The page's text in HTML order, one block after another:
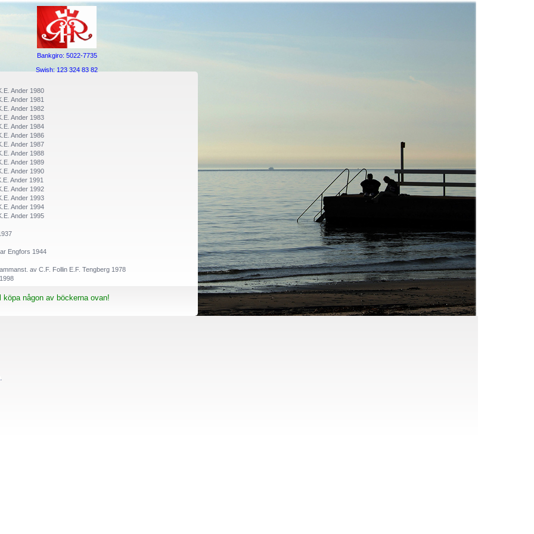
Ander 1980
Ander 1981
Ander 1982
Ander 1983
Ander 1984
Ander 1986
Ander 1987
Ander 1988
Ander 1989
Ander 1990
Ander 1991
Ander 1992
Ander 1993
Ander 1994
Ander 1995
Engfors 1944
av C.F. Follin E.F. Tengberg 1978
någon av böckerna ovan!
Bankgiro: 5022-7735
Swish: 123 324 83 82